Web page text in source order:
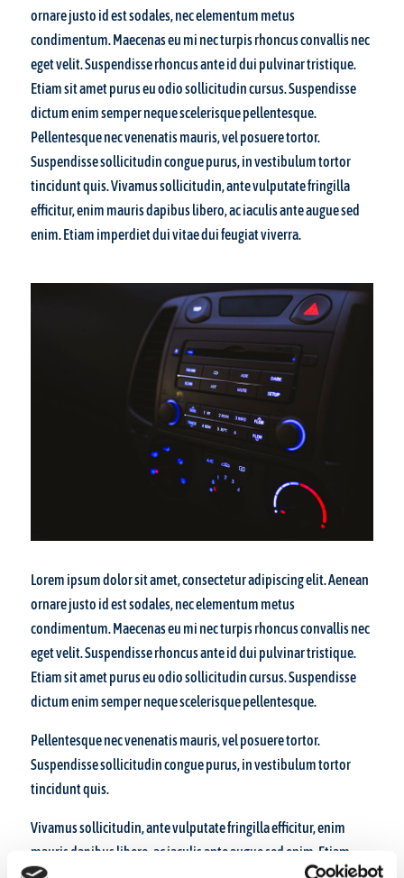
ornare justo id est sodales, nec elementum metus
condimentum. Maecenas eu mi nec turpis rhoncus convallis nec
eget velit. Suspendisse rhoncus ante id dui pulvinar tristique.
Etiam sit amet purus eu odio sollicitudin cursus. Suspendisse
dictum enim semper neque scelerisque pellentesque.
Pellentesque nec venenatis mauris, vel posuere tortor.
Suspendisse sollicitudin congue purus, in vestibulum tortor
tincidunt quis. Vivamus sollicitudin, ante vulputate fringilla
efficitur, enim mauris dapibus libero, ac iaculis ante augue sed
enim. Etiam imperdiet dui vitae dui feugiat viverra.
Lorem ipsum dolor sit amet, consectetur adipiscing elit. Aenean
ornare justo id est sodales, nec elementum metus
condimentum. Maecenas eu mi nec turpis rhoncus convallis nec
eget velit. Suspendisse rhoncus ante id dui pulvinar tristique.
Etiam sit amet purus eu odio sollicitudin cursus. Suspendisse
dictum enim semper neque scelerisque pellentesque.
Pellentesque nec venenatis mauris, vel posuere tortor.
Suspendisse sollicitudin congue purus, in vestibulum tortor
tincidunt quis.
Vivamus sollicitudin, ante vulputate fringilla efficitur, enim
mauris dapibus libero, ac iaculis ante augue sed enim. Etiam